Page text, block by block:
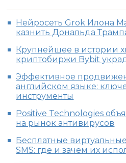
Нейросеть Grok Илона
казнить Дональда
Крупнейшее в истории
криптобиржи Bybit
Эффективное
английском языке:
инструменты
Positive Technologies
на рынок антивирусов
Бесплатные
SMS: где и зачем их